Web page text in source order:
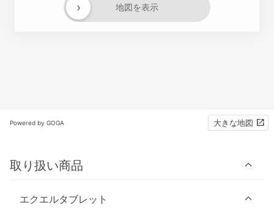
地図を表示
›
Powered by GOGA 大きな地図
取り扱い商品
エクエルタブレット